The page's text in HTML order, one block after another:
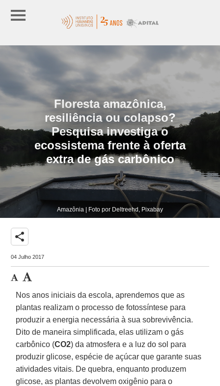
Floresta amazônica,
resiliência ou colapso?
Pesquisa investiga o
ecossistema frente à oferta
extra de gás carbônico
Amazônia | Foto por Deltreehd, Pixabay
share
04 Julho 2017
Nos anos iniciais da escola, aprendemos que as
plantas realizam o processo de fotossíntese para
produzir a energia necessária à sua sobrevivência.
Dito de maneira simplificada, elas utilizam o gás
carbônico (CO2) da atmosfera e a luz do sol para
produzir glicose, espécie de açúcar que garante suas
atividades vitais. De quebra, enquanto produzem
glicose, as plantas devolvem oxigênio para o